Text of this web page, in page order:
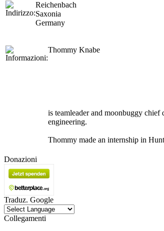
Reichenbach
Saxonia
Germany
Thommy Knabe
is teamleader and moonbuggy
engineering.
Thommy made an internship in
Donazioni
Traduz. Google
Collegamenti